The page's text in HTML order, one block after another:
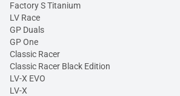
Factory S Titanium
LV Race
GP Duals
GP One
Classic Racer
Classic Racer Black Edition
LV-X EVO
LV-X